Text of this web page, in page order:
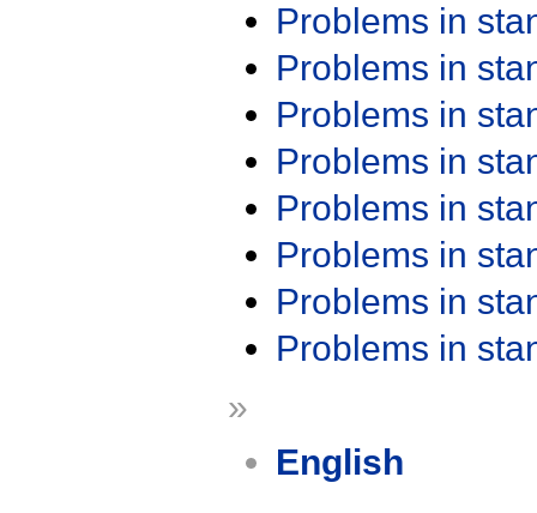
Problems in
Problems in
Problems in
Problems in
Problems in
Problems in
Problems in
Problems in
»
English